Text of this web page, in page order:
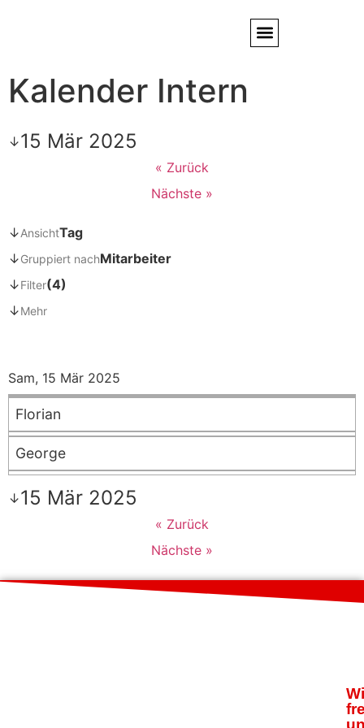
Kalender Intern
↓15 Mär 2025
« Zurück
Nächste »
↓AnsichtTag
↓Gruppiert nachMitarbeiter
↓Filter(4)
↓Mehr
Sam, 15 Mär 2025
Florian
George
↓15 Mär 2025
« Zurück
Nächste »